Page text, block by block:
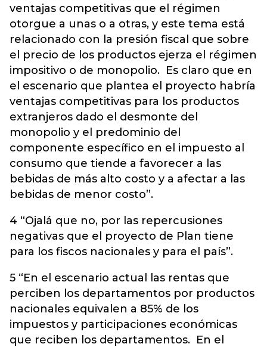
ventajas competitivas que el régimen
otorgue a unas o a otras, y este tema está
relacionado con la presión fiscal que sobre
el precio de los productos ejerza el régimen
impositivo o de monopolio. Es claro que en
el escenario que plantea el proyecto habría
ventajas competitivas para los productos
extranjeros dado el desmonte del
monopolio y el predominio del
componente específico en el impuesto al
consumo que tiende a favorecer a las
bebidas de más alto costo y a afectar a las
bebidas de menor costo”.
4 “Ojalá que no, por las repercusiones
negativas que el proyecto de Plan tiene
para los fiscos nacionales y para el país”.
5 “En el escenario actual las rentas que
perciben los departamentos por productos
nacionales equivalen a 85% de los
impuestos y participaciones económicas
que reciben los departamentos. En el